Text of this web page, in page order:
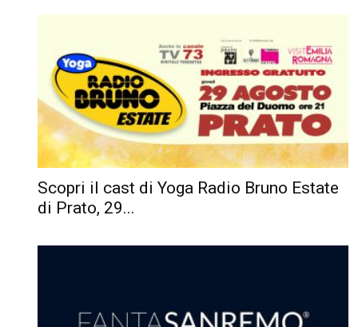
Scopri il cast di Yoga Radio Bruno Estate
di Prato, 29...